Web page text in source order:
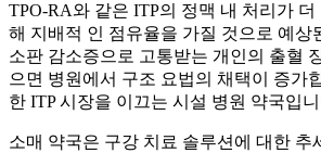
TPO-RA와 같은 ITP의 정맥 내 처리가 더
해 지배적 인 점유율을 가질 것으로 예상
소판 감소증으로 고통받는 개인의 출혈
으면 병원에서 구조 요법의 채택이 증가
한 ITP 시장을 이끄는 시설 병원 약국입
소매 약국은 구강 치료 솔루션에 대한 추